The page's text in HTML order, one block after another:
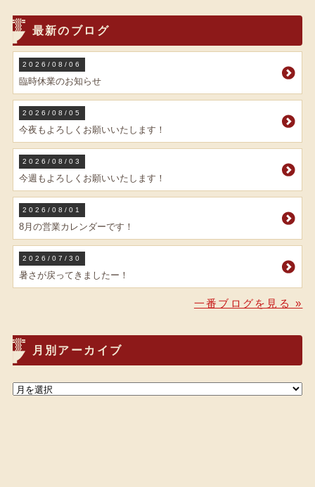
最新のブログ
2026/08/06
臨時休業のお知らせ
2026/08/05
今夜もよろしくお願いいたします！
2026/08/03
今週もよろしくお願いいたします！
2026/08/01
8月の営業カレンダーです！
2026/07/30
暑さが戻ってきましたー！
一番ブログを見る »
月別アーカイブ